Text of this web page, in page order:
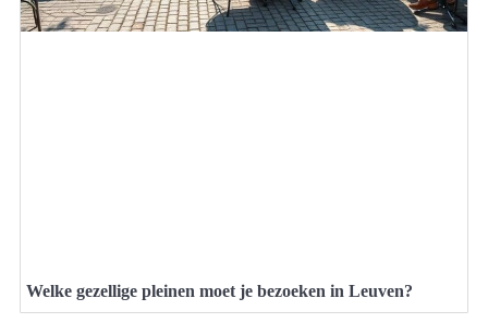
Welke gezellige pleinen moet je bezoeken in Leuven?